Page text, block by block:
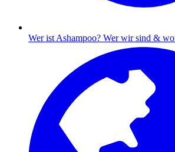
Wer ist Ashampoo? Wer wir sind &